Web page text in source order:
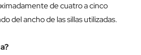
de cuatro a cinco
del ancho de las sillas utilizadas.